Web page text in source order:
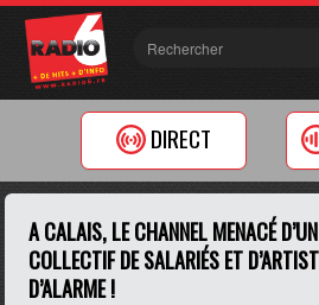
DIRECT
A CALAIS, LE CHANNEL MENACÉ
COLLECTIF DE SALARIÉS ET
D’ALARME !